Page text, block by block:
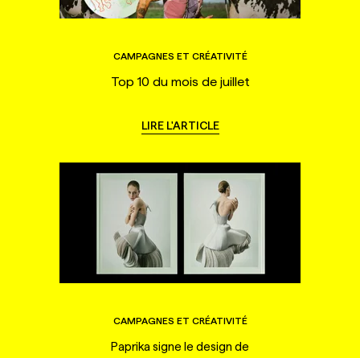
CAMPAGNES ET CRÉATIVITÉ
Top 10 du mois de juillet
LIRE L'ARTICLE
CAMPAGNES ET CRÉATIVITÉ
Paprika signe le design de